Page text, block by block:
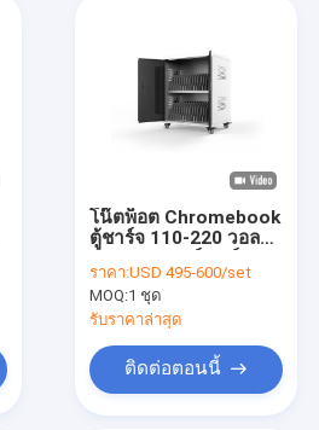
โน๊ตพ็อต Chromebook
ตู้ชาร์จ 110-220 วอลต์
โดยตรง
ราคา:USD 495-600/set
MOQ:1 ชุด
รับราคาล่าสุด
ติดต่อตอนนี้